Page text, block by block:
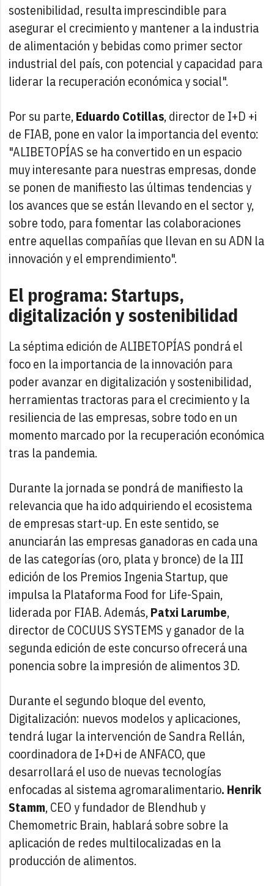
sostenibilidad, resulta imprescindible para
asegurar el crecimiento y mantener a la industria
de alimentación y bebidas como primer sector
industrial del país, con potencial y capacidad para
liderar la recuperación económica y social".
Por su parte,Eduardo Cotillas, director de I+D +i
de FIAB, pone en valor la importancia del evento:
"ALIBETOPÍAS se ha convertido en un espacio
muy interesante para nuestras empresas, donde
se ponen de manifiesto las últimas tendencias y
los avances que se están llevando en el sector y,
sobre todo, para fomentar las colaboraciones
entre aquellas compañías que llevan en su ADN la
innovación y el emprendimiento".
El programa: Startups,
digitalización y sostenibilidad
La séptima edición de ALIBETOPÍAS pondrá el
foco en la importancia de la innovación para
poder avanzar en digitalización y sostenibilidad,
herramientas tractoras para el crecimiento y la
resiliencia de las empresas, sobre todo en un
momento marcado por la recuperación económica
tras la pandemia.
Durante la jornada se pondrá de manifiesto la
relevancia que ha ido adquiriendo el ecosistema
de empresas start-up. En este sentido, se
anunciarán las empresas ganadoras en cada una
de las categorías (oro, plata y bronce) de la III
edición de los Premios Ingenia Startup, que
impulsa la Plataforma Food for Life-Spain,
liderada por FIAB. Además,Patxi Larumbe,
director de COCUUS SYSTEMS y ganador de la
segunda edición de este concurso ofrecerá una
ponencia sobre la impresión de alimentos 3D.
Durante el segundo bloque del evento,
Digitalización: nuevos modelos y aplicaciones,
tendrá lugar la intervención de Sandra Rellán,
coordinadora de I+D+i de ANFACO, que
desarrollará el uso de nuevas tecnologías
enfocadas al sistema agromaralimentario. Henrik
Stamm, CEO y fundador de Blendhub y
Chemometric Brain, hablará sobre sobre la
aplicación de redes multilocalizadas en la
producción de alimentos.